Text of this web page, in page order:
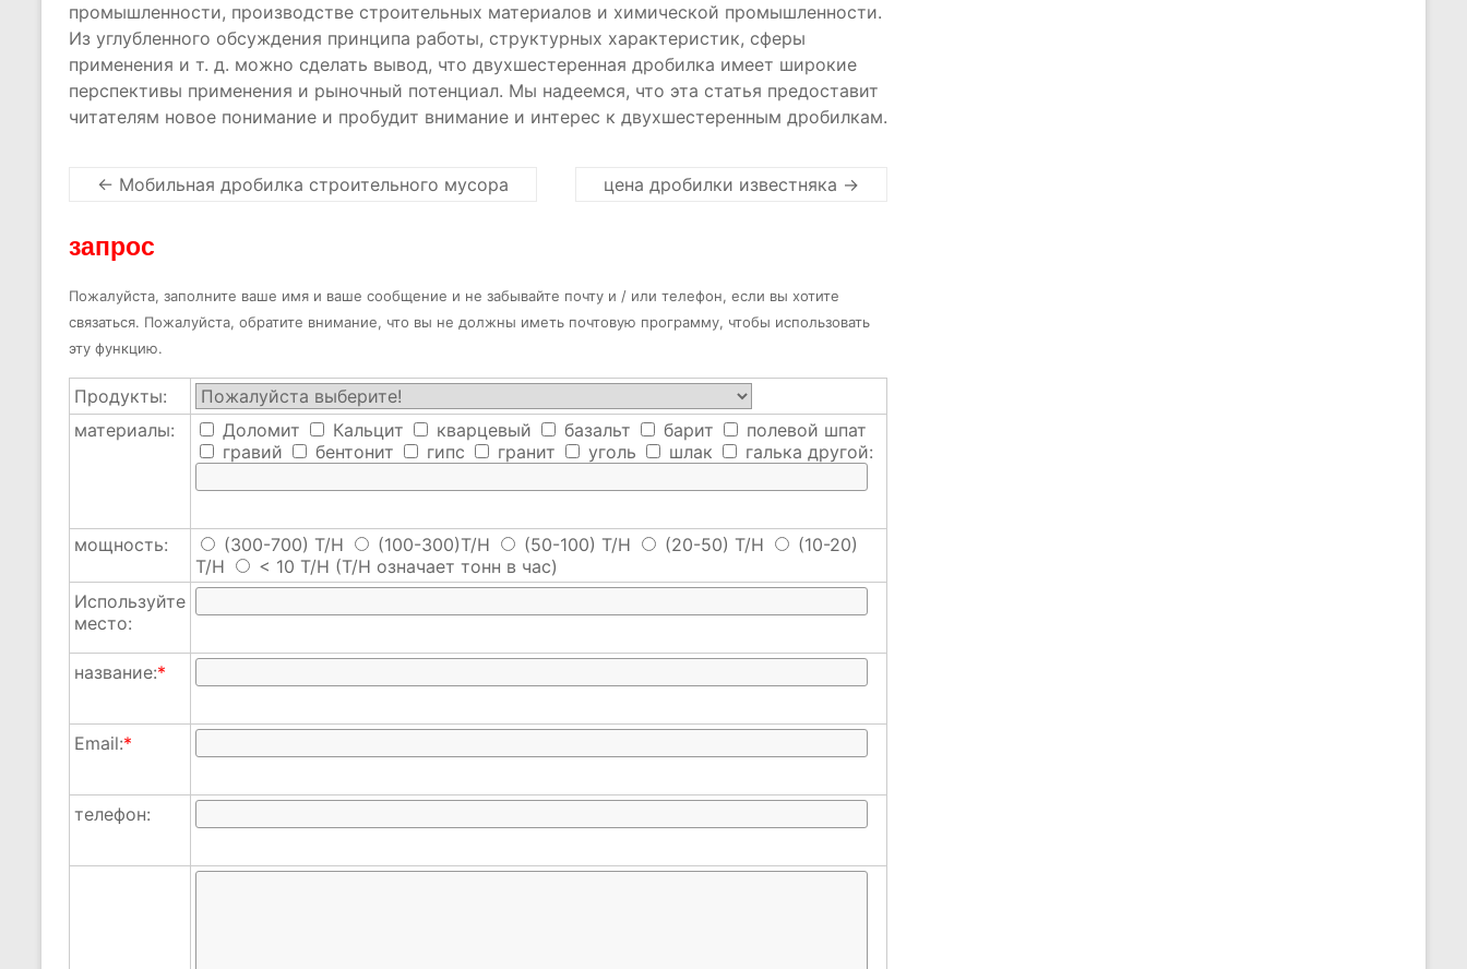
промышленности, производстве строительных материалов и химической промышленности.
Из углубленного обсуждения принципа работы, структурных характеристик, сферы
применения и т. д. можно сделать вывод, что двухшестеренная дробилка имеет широкие
перспективы применения и рыночный потенциал. Мы надеемся, что эта статья предоставит
читателям новое понимание и пробудит внимание и интерес к двухшестеренным дробилкам.
← Мобильная дробилка строительного мусора цена дробилки известняка →
запрос
Пожалуйста, заполните ваше имя и ваше сообщение и не забывайте почту и / или телефон, если вы хотите
связаться. Пожалуйста, обратите внимание, что вы не должны иметь почтовую программу, чтобы использовать
эту функцию.
Продукты:
материалы:
Доломит Кальцит кварцевый базальт барит
полевой шпат
гравий
бентонит гипс гранит уголь шлак галька другой:
мощность: (300-700) T/H (100-300)T/H (50-100) T/H (20-50) T/H
(10-20)
T/H
< 10 T/H (T/H означает тонн в час)
Используйте
место:
название:*
Email:*
телефон: